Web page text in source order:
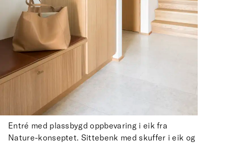
Entré med plassbygd oppbevaring i eik fra
Nature-konseptet. Sittebenk med skuffer i eik og